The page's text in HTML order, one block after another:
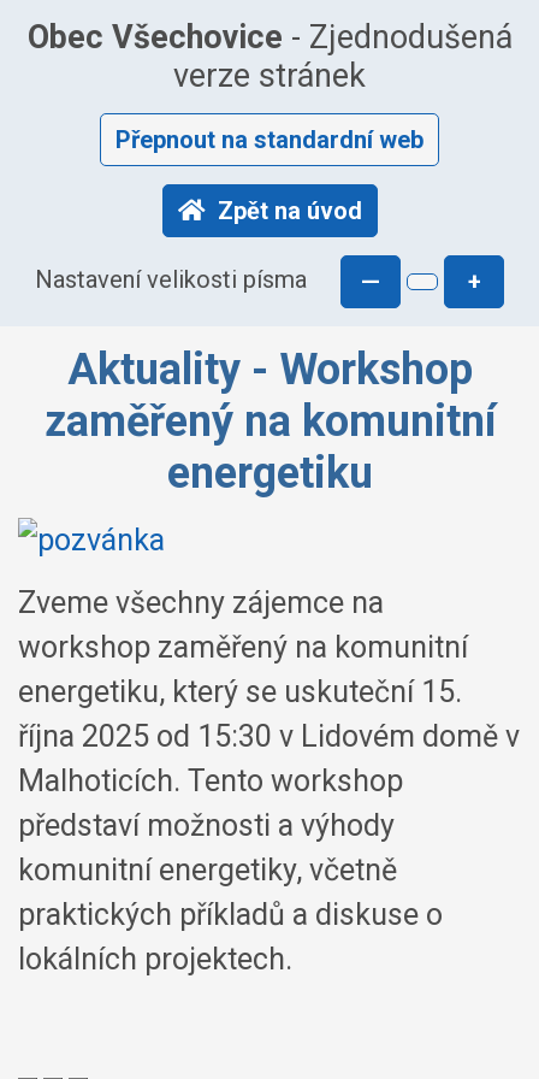
Obec Všechovice - Zjednodušená
verze stránek
Přepnout na standardní web
Zpět na úvod
Nastavení velikosti písma — +
Aktuality - Workshop
zaměřený na komunitní
energetiku
Zveme všechny zájemce na
workshop zaměřený na komunitní
energetiku, který se uskuteční 15.
října 2025 od 15:30 v Lidovém domě v
Malhoticích. Tento workshop
představí možnosti a výhody
komunitní energetiky, včetně
praktických příkladů a diskuse o
lokálních projektech.